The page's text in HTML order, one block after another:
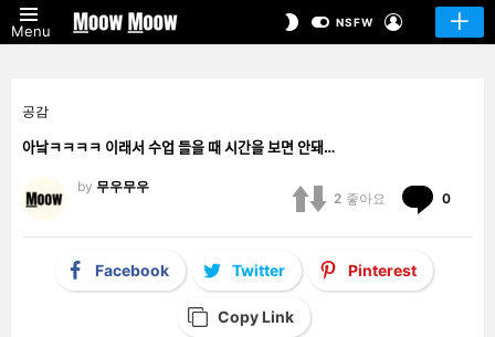
Menu
SWITCHNSFW
공감
아낰ㅋㅋㅋㅋ 이래서 수업 들을 때 시간을 보면 안돼…
by 무우무우
2 좋아요 0
Facebook Twitter Pinterest
Copy Link